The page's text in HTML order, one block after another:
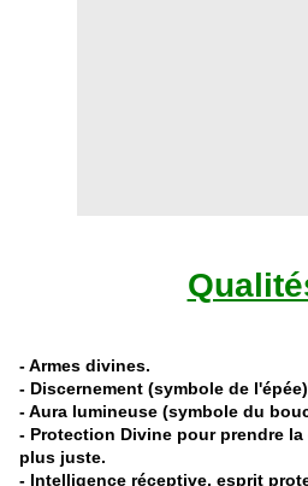
- Armes divines.
- Discernement (symbole de
- Aura lumineuse (symbole du
- Protection Divine pour prendre
plus juste.
- Intelligence réceptive, esprit